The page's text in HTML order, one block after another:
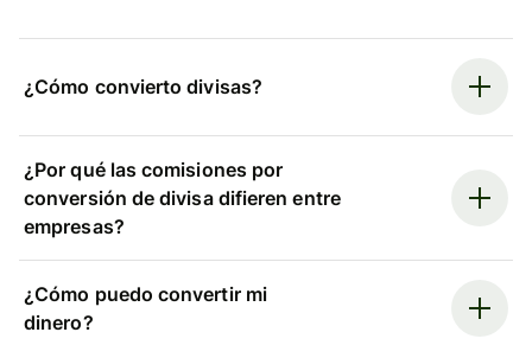
¿Cómo convierto divisas?
¿Por qué las comisiones por
conversión de divisa difieren entre
empresas?
¿Cómo puedo convertir mi
dinero?